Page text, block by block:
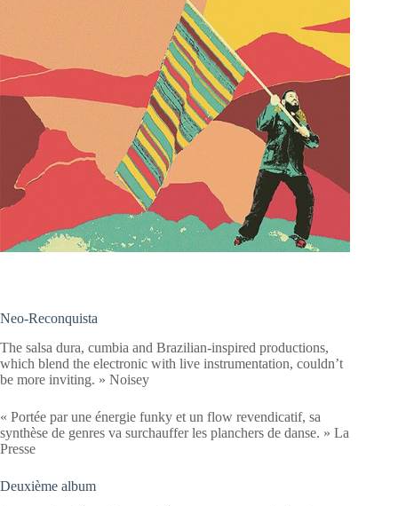
Neo-Reconquista
The salsa dura, cumbia and Brazilian-inspired productions,
which blend the electronic with live instrumentation, couldn’t
be more inviting. » Noisey
« Portée par une énergie funky et un flow revendicatif, sa
synthèse de genres va surchauffer les planchers de danse. » La
Presse
Deuxième album